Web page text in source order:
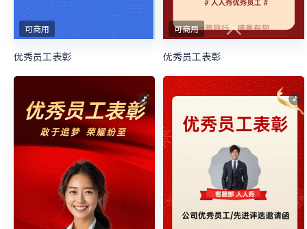
可商用
优秀员工表彰
可商用
优秀员工表彰